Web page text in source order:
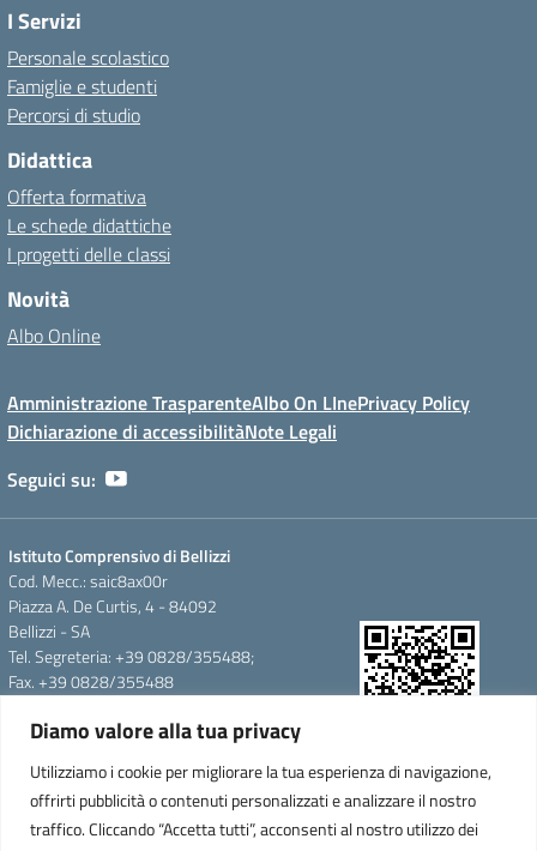
Diamo valore alla tua privacy
Utilizziamo i cookie per migliorare la tua esperienza di navigazione,
offrirti pubblicità o contenuti personalizzati e analizzare il nostro
traffico. Cliccando “Accetta tutti”, acconsenti al nostro utilizzo dei
I Servizi
Personale scolastico
Famiglie e studenti
Percorsi di studio
Didattica
Offerta formativa
Le schede didattiche
I progetti delle classi
Novità
Albo Online
Amministrazione TrasparenteAlbo On LInePrivacy Policy
Dichiarazione di accessibilitàNote Legali
Seguici su:
Istituto Comprensivo di Bellizzi
Cod. Mecc.: saic8ax00r
Piazza A. De Curtis, 4 - 84092
Bellizzi - SA
Tel. Segreteria: +39 0828/355488;
Fax. +39 0828/355488
pec: saic8ax00r@pec.istruzione.it
Cod.Mecc.:saic8ax00r
C.U.F.E.:UFTARW-Uff_eFatturaPA
Iban.IT 64 F
WebApp